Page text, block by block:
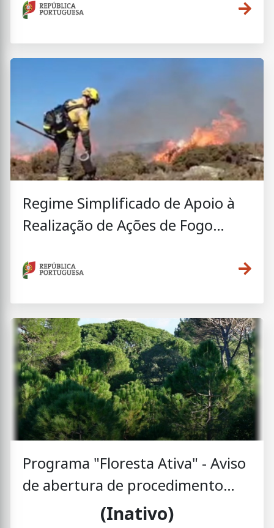
Regime Simplificado de Apoio à
Realização de Ações de Fogo
Programa "Floresta Ativa" - Aviso
de abertura de procedimento
concursal n.º 2025-0304-01
(Inativo)